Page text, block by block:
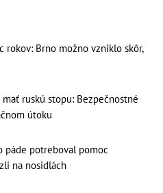
rokov: Brno možno vzniklo skôr,
ruskú stopu: Bezpečnostné
útoku
páde potreboval pomoc
na nosidlách